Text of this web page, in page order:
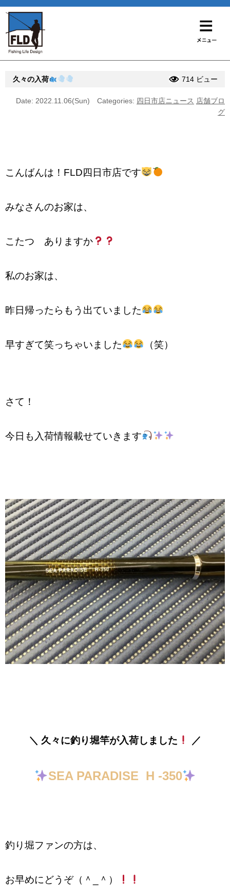
久々の入荷 714 ビュー
Date: 2022.11.06(Sun) Categories: 四日市店ニュース 店舗ブロ
グ
こんばんは！FLD四日市店です
みなさんのお家は、
こたつ ありますか
私のお家は、
昨日帰ったらもう出ていました
早すぎて笑っちゃいました （笑）
さて！
今日も入荷情報載せていきます
＼ 久々に釣り堀竿が入荷しました ／
SEA PARADISE H -350
釣り堀ファンの方は、
お早めにどうぞ（＾_＾）